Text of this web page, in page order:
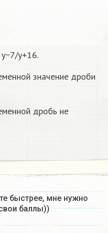
y+16.
значение дроби
дробь не
быстрее, мне нужно
баллы))